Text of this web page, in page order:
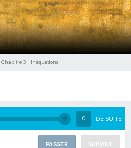
Chapitre 3 - Inéquations
0 DE SUITE
PASSER SUIVANT